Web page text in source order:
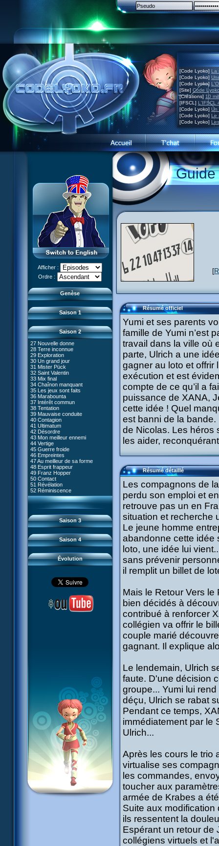
[Code Lyoko] La
[Code Lyoko]
[Code Lyoko]
[Site] Code
[Créations] 10
[IFSCL] L'IFSCL
[Code Lyoko] Un
[Code Lyoko] Le
[Code Lyoko]
Afficher :
Ordre :
Genèse
Le réveil de XANA (Partie 1)
Le réveil de XANA (Partie 2)
Saison 1
6 Cruel dilemme
7 Problème d'image
10 Créature de rêve
11 Enragés
12 Attaque en piqué
13 D'un cheveu
14 Piège
15 Crise de rire
16 Claustrophobie
17 Mémoire morte
18 Musique mortelle
19 Frontière
20 L'âme des robots
21 Gravité zéro
22 Routine
24 Canal fantôme
25 Code Terre
26 Faux départ
Saison 2
27 Nouvelle donne
28 Terre inconnue
29 Exploration
30 Un grand jour
31 Mister Pück
32 Saint Valentin
33 Mix final
34 Chaînon manquant
35 Les jeux sont faits
36 Marabounta
37 Intérêt commun
38 Tentation
39 Mauvaise conduite
40 Contagion
41 Ultimatum
42 Désordre
43 Mon meilleur ennemi
44 Vertige
45 Guerre froide
46 Empreintes
47 Au meilleur de sa forme
48 Esprit frappeur
49 Franz Hopper
50 Contact
51 Révélation
52 Réminiscence
Saison 3
53 Droit au coeur
54 Lyoko moins un
55 Raz de marée
56 Fausse piste
57 Aelita
58 Le prétendant
59 Le secret
60 Tarentule au plafond
61 Sabotage
62 Désincarnation
63 Triple sot
64 Surmenage
65 Dernier round
Saison 4
66 Renaissance
67 Mauvaise réplique
68 Première partie
69 Double foyer
70 Skidbladnir
71 Premier voyage
72 Leçon de choses
73 Réplika
74 Je préfère ne pas en parler !
75 Corps céleste
76 Le lac
77 Torpilles virtuelles
78 Expérience
79 Arachnophobie
80 Kiwodd
81 Oeil pour oeil
82 Mémoire blanche
83 Superstition
84 Missile guidé
85 La belle de Kadic
86 Kiwi superstar
87 Planète bleue
88 Cousins ennemis
89 Il est sensé d'être insensé
90 Médusée
91 Mauvaises ondes
93 Retour
94 Contre-attaque
95 Souvenirs
Évolution
#01 - XANA 2.0
#02 - Cortex
#03 - Spectromania
#04 - Madame Einstein
#05 - Rivalité
#06 - Soupçons
#07 - Compte-à-rebours
#08 - Virus
#09 - Comment tromper XANA
#10 - Le réveil du guerrier
#11 - Rendez-vous
#12 - Chaos à Kadic
#13 - Vendredi 13
#14 - Intrusion
#15 - Les sans-codes
#16 - Confusion
#17 - Un avenir professionnel
assuré
#18 - Obstination
#19 - Le piège
#21 - Faux-semblants
#22 - Mutinerie
#24 - Paradoxe temporel
#25 - Hécatombe
#26 - Ultime mission
[
Résumé officiel
Yumi et ses parents
famille de Yumi n’est
travail dans la ville où
parte, Ulrich a une
gagner au loto et offrir
exécution et est
compte de ce qu’il a
puissance de XANA,
cette idée ! Quel
est banni de la bande.
de Nicolas. Les héros
les aider,
Résumé détaillé
Les compagnons de
perdu son emploi et
retrouve pas un en
situation et recherche
Le jeune homme
abandonne cette idée
loto, une idée lui
sans prévenir
il remplit un billet de
Mais le Retour Vers
bien décidés à
contribué à renforcer
collégien va offrir le
couple marié
gagnant. Il explique
Le lendemain, Ulrich
faute. D'une décision
groupe... Yumi lui
déçu, Ulrich se rabat
Pendant ce temps,
immédiatement par le
Ulrich...
Après les cours le trio
virtualise ses
les commandes,
toucher aux
armée de Krabes a
Suite aux modification
ils ressentent la
Espérant un retour de
collégiens virtuels et